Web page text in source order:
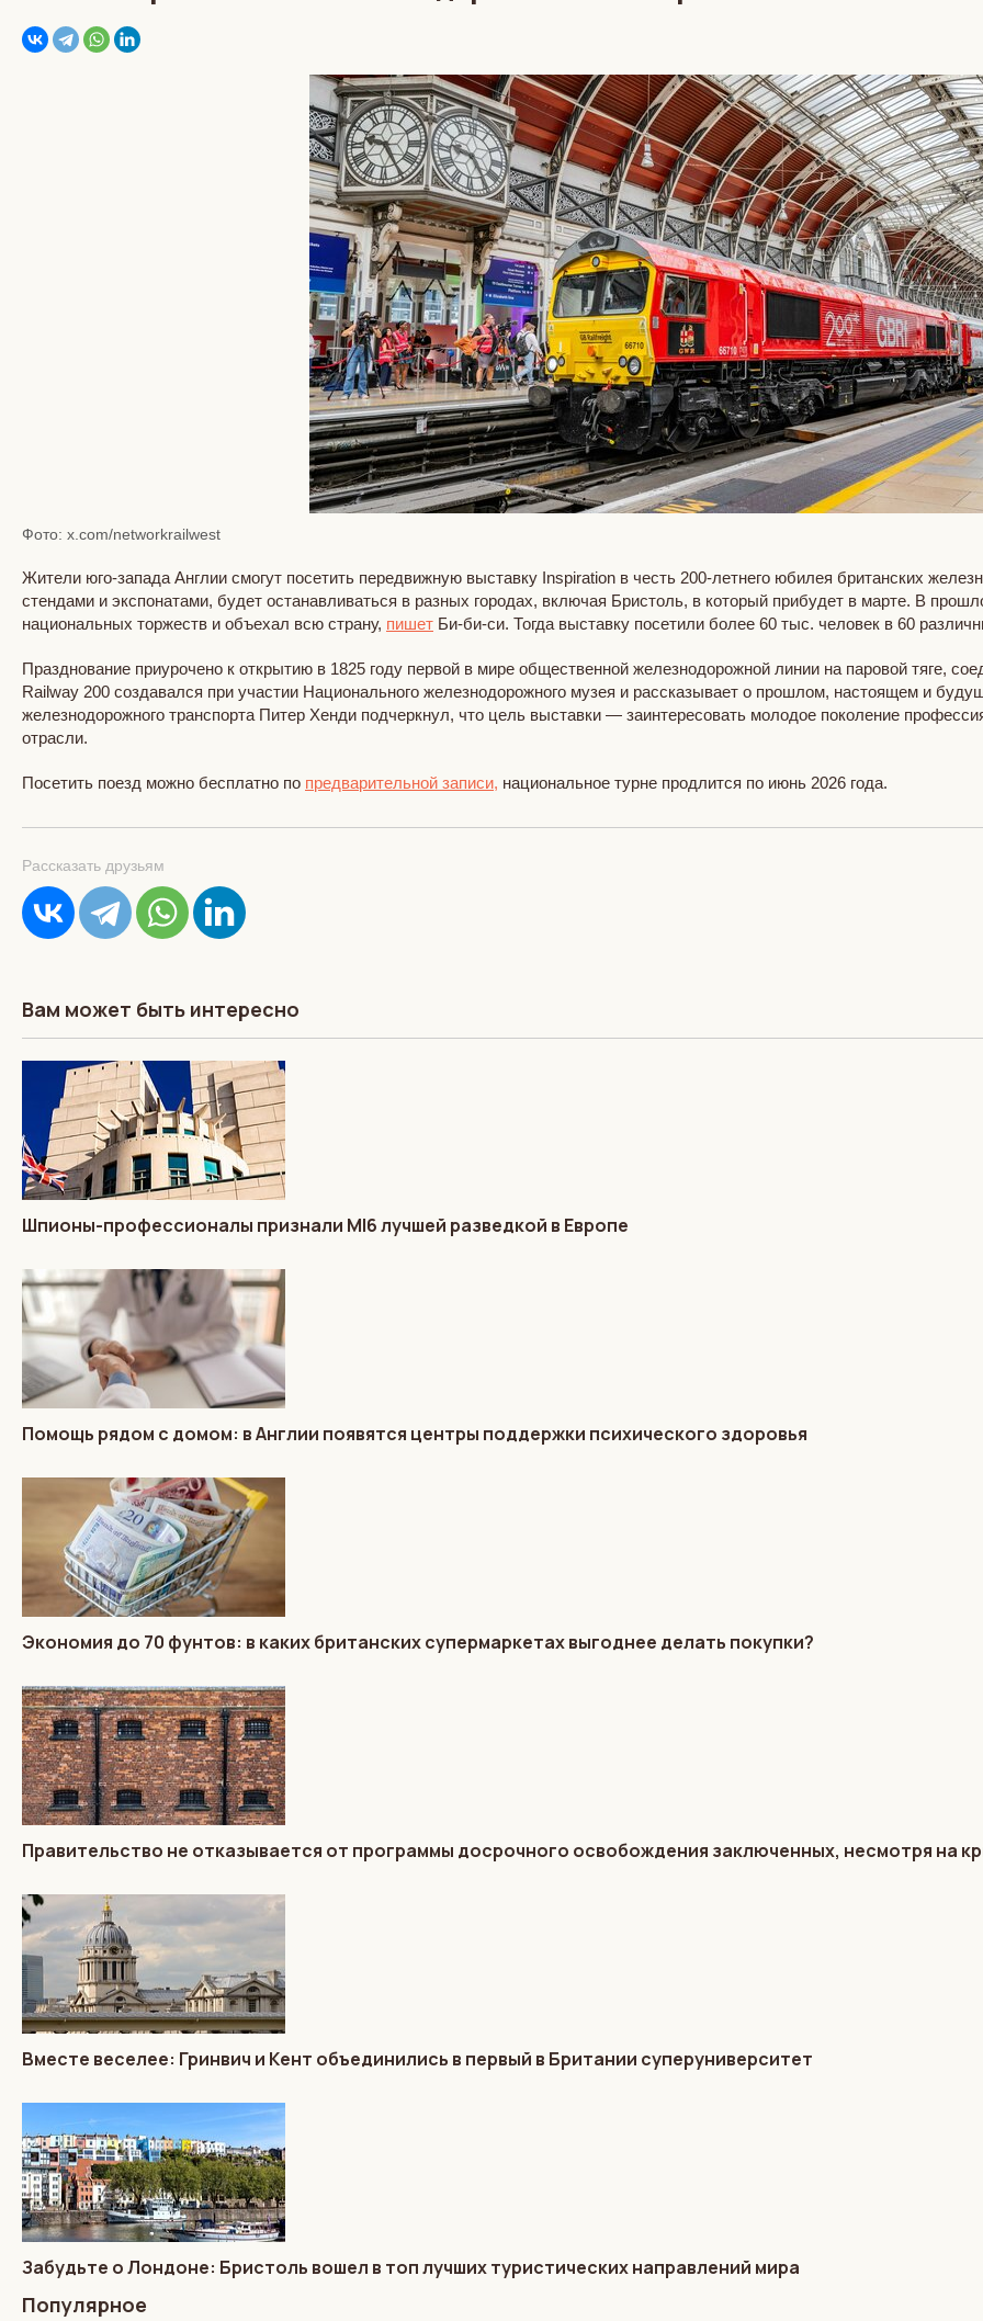
Фото: x.com/networkrailwest
Жители юго-запада Англии смогут посетить передвижную выставку Inspiration в честь 200-летнего юбилея британских
стендами и экспонатами, будет останавливаться в разных городах, включая Бристоль, в который прибудет в марте. В
национальных торжеств и объехал всю страну, пишет Би-би-си. Тогда выставку посетили более 60 тыс. человек в 60
Празднование приурочено к открытию в 1825 году первой в мире общественной железнодорожной линии на паровой тяге,
Railway 200 создавался при участии Национального железнодорожного музея и рассказывает о прошлом, настоящем и
железнодорожного транспорта Питер Хенди подчеркнул, что цель выставки — заинтересовать молодое поколение
отрасли.
Посетить поезд можно бесплатно по предварительной записи, национальное турне продлится по июнь 2026 года.
Рассказать друзьям
Вам может быть интересно
Шпионы-профессионалы признали MI6 лучшей разведкой в Европе
Помощь рядом с домом: в Англии появятся центры поддержки психического здоровья
Экономия до 70 фунтов: в каких британских супермаркетах выгоднее делать покупки?
Правительство не отказывается от программы досрочного освобождения заключенных, несмотря на
Вместе веселее: Гринвич и Кент объединились в первый в Британии суперуниверситет
Забудьте о Лондоне: Бристоль вошел в топ лучших туристических направлений мира
Популярное